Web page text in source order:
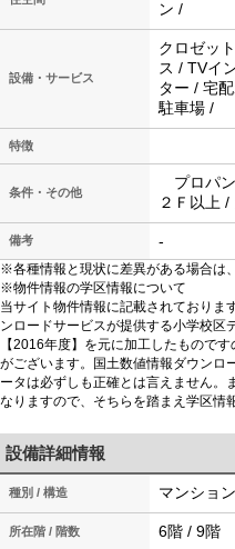
ン /
設備・サービス
クロゼッ
ス / TVイ
ター / 宅
駐車場 /
特徴
条件・その他
プロパン
２Ｆ以上
備考 -
※各種情報と現状に差異がある場合は
※物件情報の学区情報について
当サイト物件情報に記載されておりま
ンロードサービスが提供する小学校区
【2016年度】を元に加工したもので
がございます。国土数値情報ダウンロ
ータは必ずしも正確とは言えません。
なりますので、そちらを踏まえ学区情
設備詳細情報
種別 / 構造 マンショ
所在階 / 階数 6階 / 9階